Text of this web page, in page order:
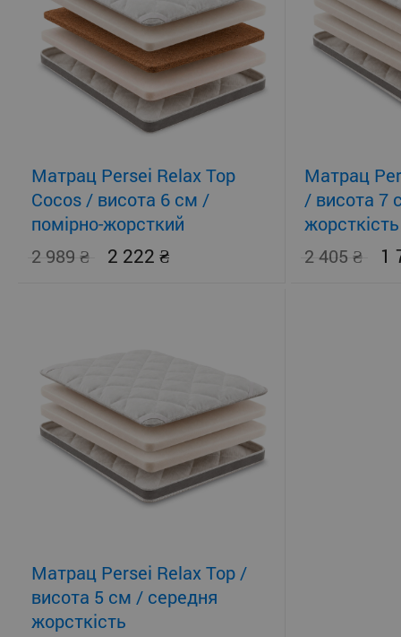
Матрац Persei Relax Top
Cocos / висота 6 см /
помірно-жорсткий
2 989
2 222
Матрац
/ висота 7
жорсткість
2 405
1
Матрац Persei Relax Top /
висота 5 см / середня
жорсткість